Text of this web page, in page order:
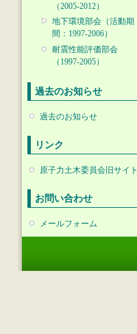
（2005-2012）
地下環境部会（活動期
間：1997-2006）
耐震性能評価部会
（1997-2005）
過去のお知らせ
過去のお知らせ
リンク
原子力土木委員会旧サイト
お問い合わせ
メールフォーム